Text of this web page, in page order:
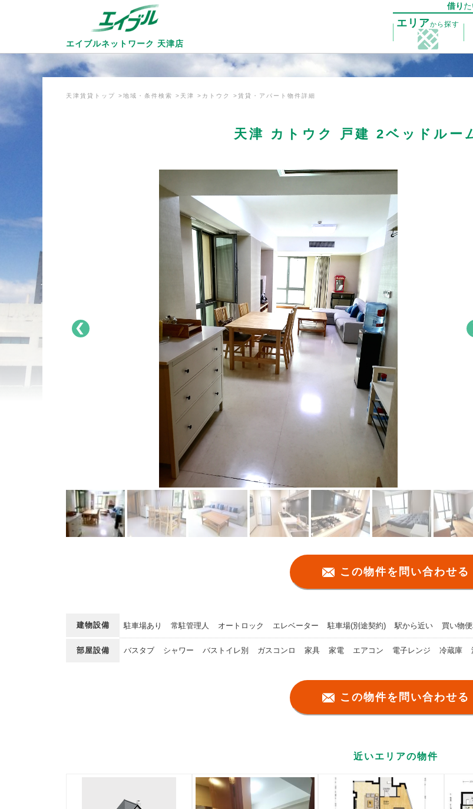
エイブルネットワーク 天津店
借り
エリアから探す
天津賃貸トップ 地域・条件検索 天津 カトウク 賃貸・アパート物件詳細
天津 カトウク 戸建 2ベッドルー
この物件を問い合わせる
建物設備 駐車場あり 常駐管理人 オートロック エレベーター 駐車場(別途契約) 駅から近い 買い物便
部屋設備 バスタブ シャワー バストイレ別 ガスコンロ 家具 家電 エアコン 電子レンジ 冷蔵庫
この物件を問い合わせる
近いエリアの物件